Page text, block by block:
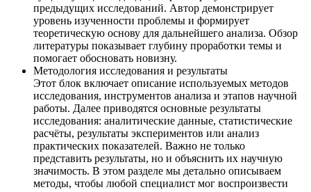
предыдущих исследований. Автор демонстрирует
уровень изученности проблемы и формирует
теоретическую основу для дальнейшего анализа. Обзор
литературы показывает глубину проработки темы и
помогает обосновать новизну.
Методология исследования и результаты
Этот блок включает описание используемых методов
исследования, инструментов анализа и этапов научной
работы. Далее приводятся основные результаты
исследования: аналитические данные, статистические
расчёты, результаты экспериментов или анализ
практических показателей. Важно не только
представить результаты, но и объяснить их научную
значимость. В этом разделе мы детально описываем
методы, чтобы любой специалист мог воспроизвести